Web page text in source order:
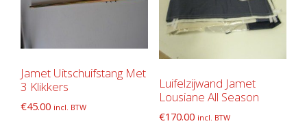
Jamet Uitschuifstang Met
3 Klikkers
€45.00 incl. BTW
Luifelzijwand Jamet
Lousiane All Season
€170.00 incl. BTW